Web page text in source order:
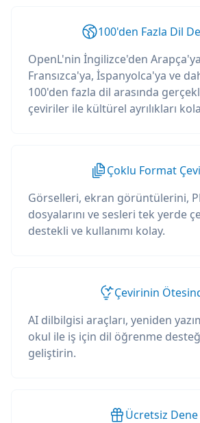
100'den Fazla Dil
OpenL'nin İngilizce'den
Fransızca'ya, İspanyolca'ya ve
100'den fazla dil arasında
çeviriler ile kültürel ayrılıkları
Çoklu Format
Görselleri, ekran görüntülerini,
dosyalarını ve sesleri tek yerde
destekli ve kullanımı kolay.
Çevirinin
AI dilbilgisi araçları, yeniden
okul ile iş için dil öğrenme
geliştirin.
Ücretsiz Dene